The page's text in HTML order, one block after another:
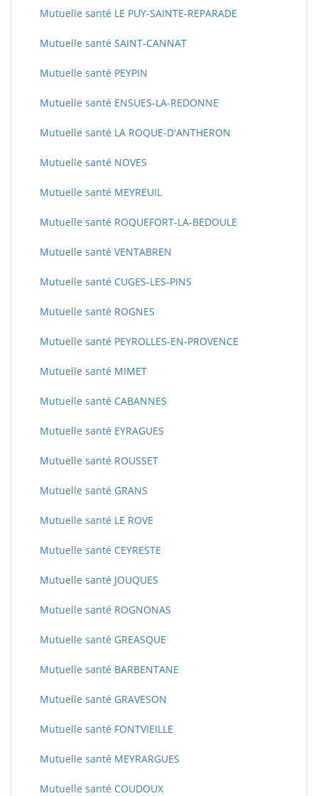
Mutuelle santé LE PUY-SAINTE-REPARADE
Mutuelle santé SAINT-CANNAT
Mutuelle santé PEYPIN
Mutuelle santé ENSUES-LA-REDONNE
Mutuelle santé LA ROQUE-D'ANTHERON
Mutuelle santé NOVES
Mutuelle santé MEYREUIL
Mutuelle santé ROQUEFORT-LA-BEDOULE
Mutuelle santé VENTABREN
Mutuelle santé CUGES-LES-PINS
Mutuelle santé ROGNES
Mutuelle santé PEYROLLES-EN-PROVENCE
Mutuelle santé MIMET
Mutuelle santé CABANNES
Mutuelle santé EYRAGUES
Mutuelle santé ROUSSET
Mutuelle santé GRANS
Mutuelle santé LE ROVE
Mutuelle santé CEYRESTE
Mutuelle santé JOUQUES
Mutuelle santé ROGNONAS
Mutuelle santé GREASQUE
Mutuelle santé BARBENTANE
Mutuelle santé GRAVESON
Mutuelle santé FONTVIEILLE
Mutuelle santé MEYRARGUES
Mutuelle santé COUDOUX